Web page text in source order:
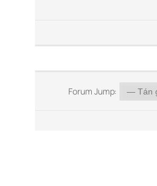
Forum Jump: